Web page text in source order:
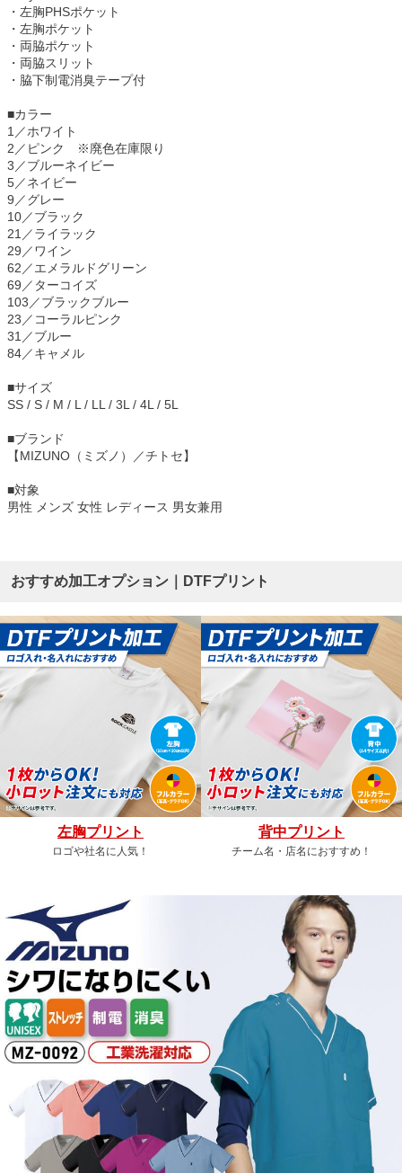
・左胸PHSポケット
・左胸ポケット
・両脇ポケット
・両脇スリット
・脇下制電消臭テープ付
■カラー
1／ホワイト
2／ピンク ※廃色在庫限り
3／ブルーネイビー
5／ネイビー
9／グレー
10／ブラック
21／ライラック
29／ワイン
62／エメラルドグリーン
69／ターコイズ
103／ブラックブルー
23／コーラルピンク
31／ブルー
84／キャメル
■サイズ
SS / S / M / L / LL / 3L / 4L / 5L
■ブランド
【MIZUNO（ミズノ）／チトセ】
■対象
男性 メンズ 女性 レディース 男女兼用
おすすめ加工オプション｜DTFプリント
左胸プリント
ロゴや社名に人気！
背中プリント
チーム名・店名におすすめ！